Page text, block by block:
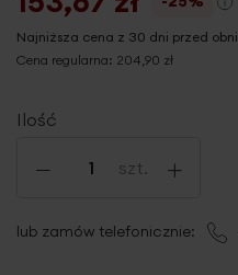
Ilość
- szt. +
Najniższa cena z 30 dni przed
Cena regularna: 204,90 zł
lub zamów telefonicznie: